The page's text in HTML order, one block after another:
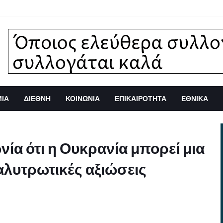
ΔΙΕΘΝΗ ΚΟΙΝΩΝΙΑ ΕΠΙΚΑΙΡΟΤΗΤΑ ΕΘΝΙΚΑ
ότι η Ουκρανία μπορεί μια
αξιώσεις